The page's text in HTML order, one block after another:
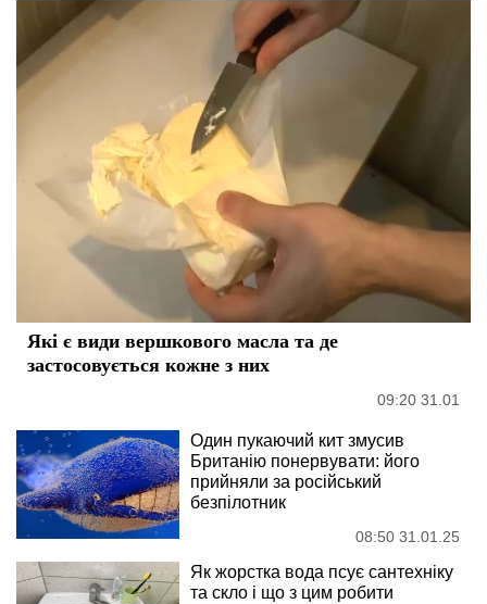
Які є види вершкового масла та де
застосовується кожне з них
09:20 31.01
Один пукаючий кит змусив
Британію понервувати: його
прийняли за російський
безпілотник
08:50 31.01.25
Як жорстка вода псує сантехніку
та скло і що з цим робити